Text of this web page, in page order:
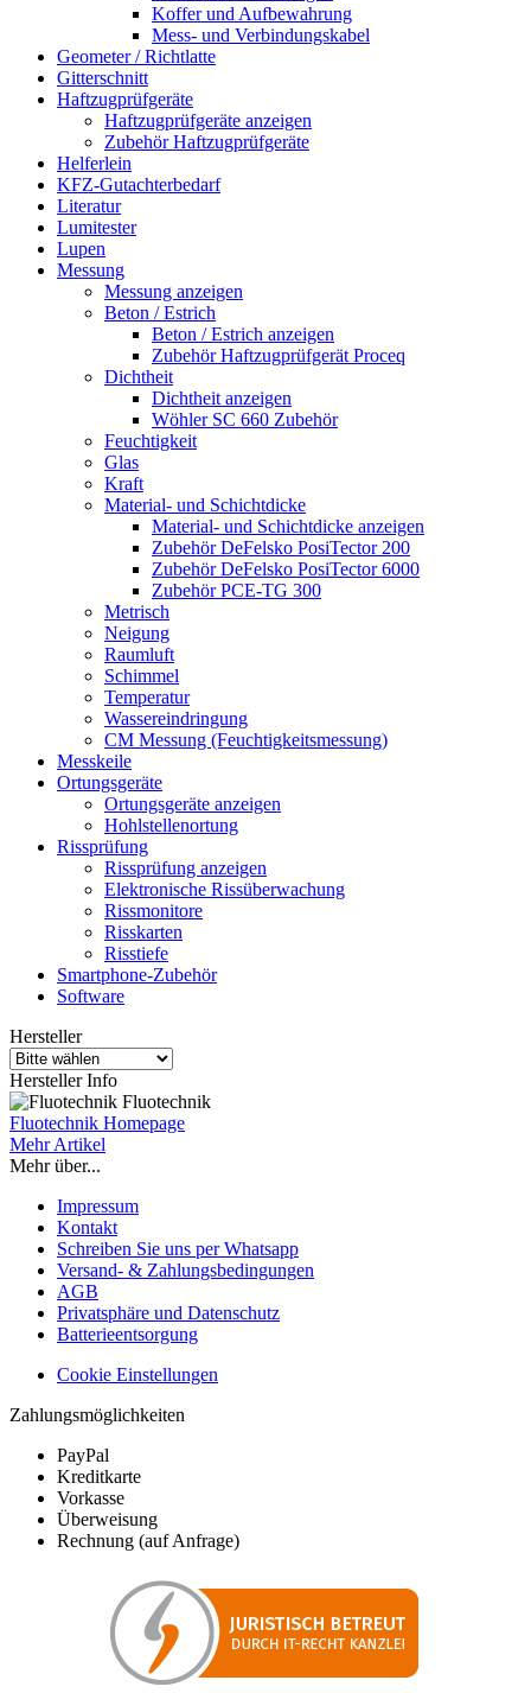
Koffer und Aufbewahrung
Mess- und Verbindungskabel
Geometer / Richtlatte
Gitterschnitt
Haftzugprüfgeräte
Haftzugprüfgeräte anzeigen
Zubehör Haftzugprüfgeräte
Helferlein
KFZ-Gutachterbedarf
Literatur
Lumitester
Lupen
Messung
Messung anzeigen
Beton / Estrich
Beton / Estrich anzeigen
Zubehör Haftzugprüfgerät Proceq
Dichtheit
Dichtheit anzeigen
Wöhler SC 660 Zubehör
Feuchtigkeit
Glas
Kraft
Material- und Schichtdicke
Material- und Schichtdicke anzeigen
Zubehör DeFelsko PosiTector 200
Zubehör DeFelsko PosiTector 6000
Zubehör PCE-TG 300
Metrisch
Neigung
Raumluft
Schimmel
Temperatur
Wassereindringung
CM Messung (Feuchtigkeitsmessung)
Messkeile
Ortungsgeräte
Ortungsgeräte anzeigen
Hohlstellenortung
Rissprüfung
Rissprüfung anzeigen
Elektronische Rissüberwachung
Rissmonitore
Risskarten
Risstiefe
Smartphone-Zubehör
Software
Hersteller
Hersteller Info
Fluotechnik
Fluotechnik Homepage
Mehr Artikel
Mehr über...
Impressum
Kontakt
Schreiben Sie uns per Whatsapp
Versand- & Zahlungsbedingungen
AGB
Privatsphäre und Datenschutz
Batterieentsorgung
Cookie Einstellungen
Zahlungsmöglichkeiten
PayPal
Kreditkarte
Vorkasse
Überweisung
Rechnung (auf Anfrage)